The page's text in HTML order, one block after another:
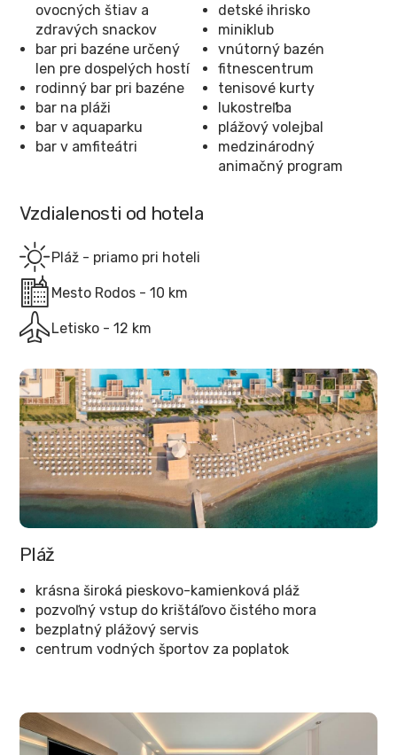
ovocných štiav a
zdravých snackov
bar pri bazéne určený
len pre dospelých hostí
rodinný bar pri bazéne
bar na pláži
bar v aquaparku
bar v amfiteátri
detské ihrisko
miniklub
vnútorný bazén
fitnescentrum
tenisové kurty
lukostreľba
plážový volejbal
medzinárodný
animačný program
Vzdialenosti od hotela
Pláž - priamo pri hoteli
Mesto Rodos - 10 km
Letisko - 12 km
Pláž
krásna široká pieskovo-kamienková pláž
pozvoľný vstup do krištáľovo čistého mora
bezplatný plážový servis
centrum vodných športov za poplatok